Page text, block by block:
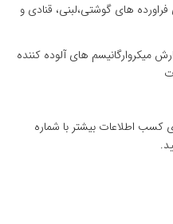
های گوشتی،لبنی، قنادی و
میکروارگانیسم های آلوده کننده
کسب اطلاعات بیشتر با شماره